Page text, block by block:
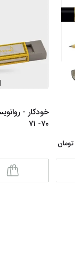
تومان
70- 71